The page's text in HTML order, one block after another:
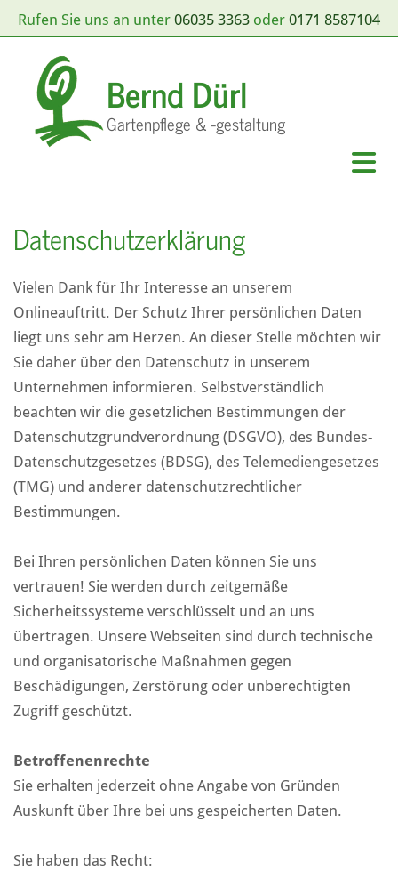
Rufen Sie uns an unter 06035 3363 oder 0171 8587104
Bernd Dürl
Gartenpflege & -gestaltung
Datenschutzerklärung
Vielen Dank für Ihr Interesse an unserem
Onlineauftritt. Der Schutz Ihrer persönlichen Daten
liegt uns sehr am Herzen. An dieser Stelle möchten wir
Sie daher über den Datenschutz in unserem
Unternehmen informieren. Selbstverständlich
beachten wir die gesetzlichen Bestimmungen der
Datenschutzgrundverordnung (DSGVO), des Bundes-
Datenschutzgesetzes (BDSG), des Telemediengesetzes
(TMG) und anderer datenschutzrechtlicher
Bestimmungen.
Bei Ihren persönlichen Daten können Sie uns
vertrauen! Sie werden durch zeitgemäße
Sicherheitssysteme verschlüsselt und an uns
übertragen. Unsere Webseiten sind durch technische
und organisatorische Maßnahmen gegen
Beschädigungen, Zerstörung oder unberechtigten
Zugriff geschützt.
Betroffenenrechte
Sie erhalten jederzeit ohne Angabe von Gründen
Auskunft über Ihre bei uns gespeicherten Daten.
Sie haben das Recht: